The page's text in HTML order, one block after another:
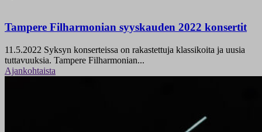
Tampere Filharmonian syyskauden 2022 konsertit
11.5.2022 Syksyn konserteissa on rakastettuja klassikoita ja uusia
tuttavuuksia. Tampere Filharmonian...
Ajankohtaista